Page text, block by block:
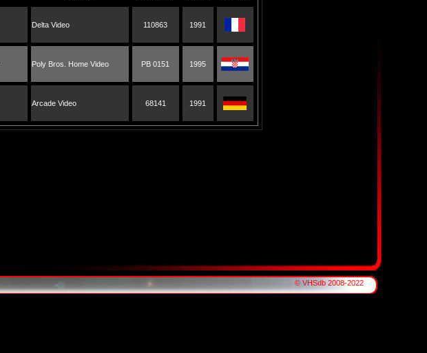
Delta Video 110863 1991
Poly Bros. Home Video PB 0151 1995
Arcade Video 68141 1991
© VHSdb 2008-2022